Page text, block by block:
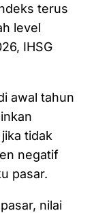
terus
level
IHSG
awal tahun
tidak
negatif
pasar.
nilai